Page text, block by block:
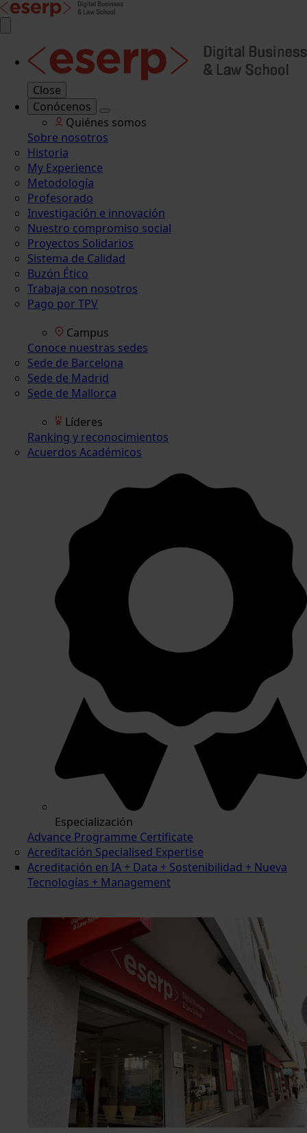
Close
Conócenos
Quiénes somos
Sobre nosotros
Historia
My Experience
Metodología
Profesorado
Investigación e innovación
Nuestro compromiso social
Proyectos Solidarios
Sistema de Calidad
Buzón Ético
Trabaja con nosotros
Pago por TPV
Campus
Conoce nuestras sedes
Sede de Barcelona
Sede de Madrid
Sede de Mallorca
Líderes
Ranking y reconocimientos
Acuerdos Académicos
Especialización
Advance Programme Certificate
Acreditación Specialised Expertise
Acreditación en IA + Data + Sostenibilidad + Nueva
Tecnologías + Management